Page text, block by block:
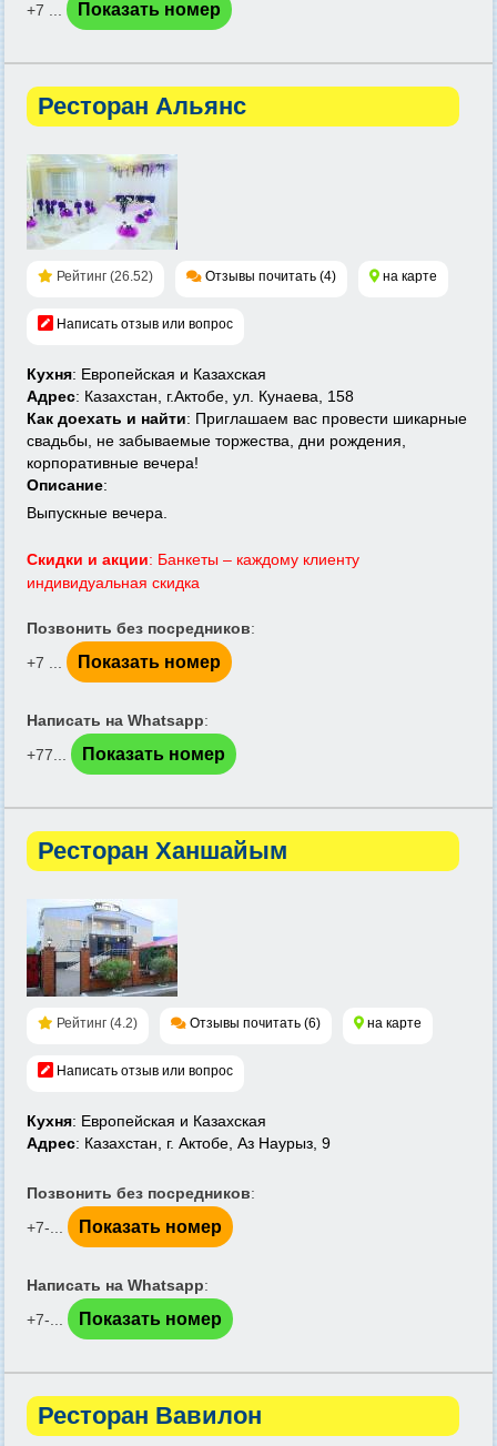
+7 ... Показать номер
Ресторан Альянс
Рейтинг (26.52) Отзывы почитать (4) на карте
Написать отзыв или вопрос
Кухня: Европейская и Казахская
Адрес: Казахстан, г.Актобе, ул. Кунаева, 158
Как доехать и найти: Приглашаем вас провести шикарные
свадьбы, не забываемые торжества, дни рождения,
корпоративные вечера!
Описание:
Выпускные вечера.
Скидки и акции: Банкеты – каждому клиенту
индивидуальная скидка
Позвонить без посредников:
+7 ...
Показать номер
Написать на Whatsapp:
+77...
Показать номер
Ресторан Ханшайым
Рейтинг (4.2) Отзывы почитать (6) на карте
Написать отзыв или вопрос
Кухня: Европейская и Казахская
Адрес: Казахстан, г. Актобе, Аз Наурыз, 9
Позвонить без посредников:
+7-...
Показать номер
Написать на Whatsapp:
+7-...
Показать номер
Ресторан Вавилон